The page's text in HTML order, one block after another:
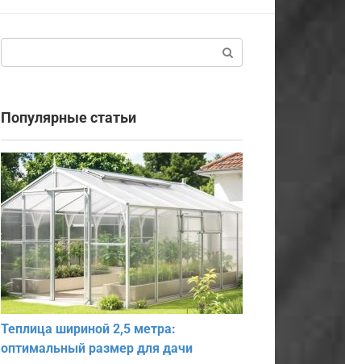
Популярные статьи
Теплица шириной 2,5 метра:
оптимальный размер для дачи